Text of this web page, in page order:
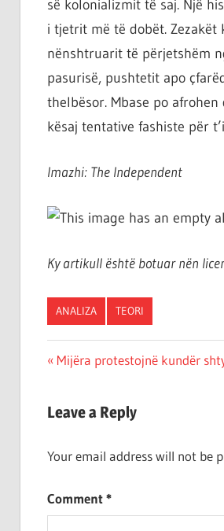
së kolonializmit të saj. Një
i tjetrit më të dobët.
nënshtruarit të përjetshëm
pasurisë, pushtetit apo
thelbësor. Mbase po
kësaj tentative fashiste për
Imazhi: The Independent
Ky artikull është botuar nën
ANALIZA TEORI
Post
Previous
Mijëra protestojnë kundër
Leave a Reply
Your email address will not be
Comment*